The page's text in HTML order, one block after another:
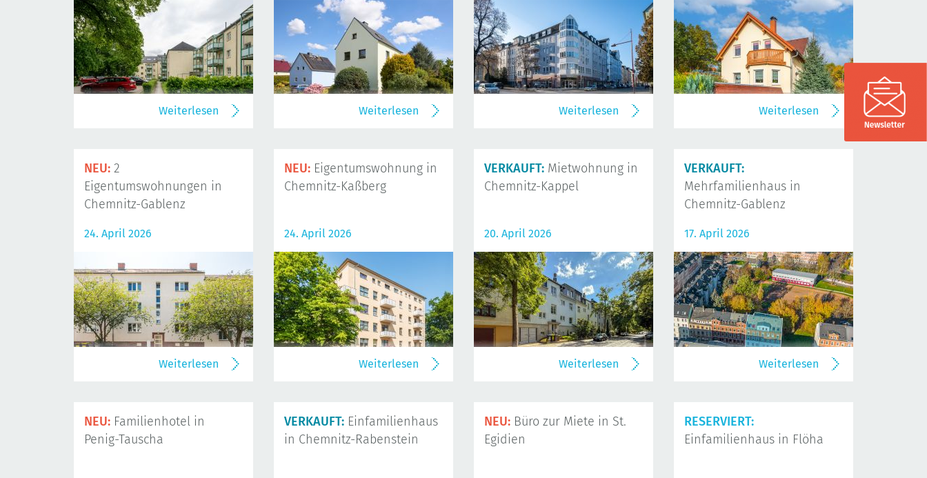
Weiterlesen Weiterlesen Weiterlesen Weiterlesen
NEU: 2
Eigentumswohnungen in
Chemnitz-Gablenz
24. April 2026
Weiterlesen
NEU: Eigentumswohnung in
Chemnitz-Kaßberg
24. April 2026
Weiterlesen
VERKAUFT: Mietwohnung in
Chemnitz-Kappel
20. April 2026
Weiterlesen
VERKAUFT:
Mehrfamilienhaus in
Chemnitz-Gablenz
17. April 2026
Weiterlesen
NEU: Familienhotel in
Penig-Tauscha
VERKAUFT: Einfamilienhaus
in Chemnitz-Rabenstein
NEU: Büro zur Miete in St.
Egidien
RESERVIERT:
Einfamilienhaus in Flöha